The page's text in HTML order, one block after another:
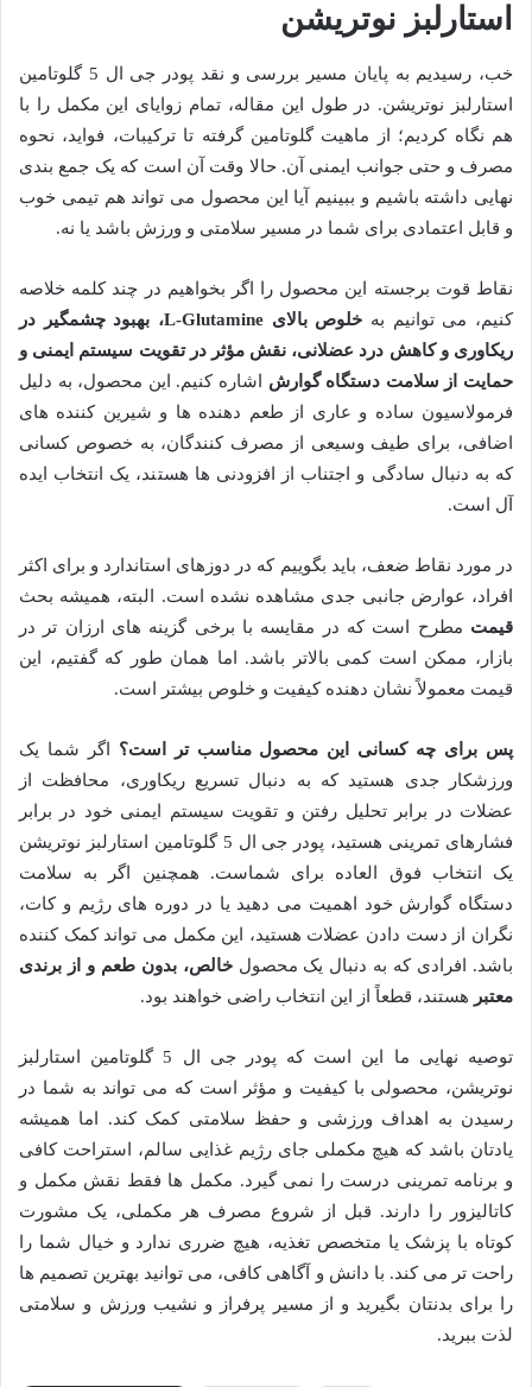
استارلبز نوتریشن
خب، رسیدیم به پایان مسیر بررسی و نقد پودر جی ال 5 گلوتامین
استارلبز نوتریشن. در طول این مقاله، تمام زوایای این مکمل را با
هم نگاه کردیم؛ از ماهیت گلوتامین گرفته تا ترکیبات، فواید، نحوه
مصرف و حتی جوانب ایمنی آن. حالا وقت آن است که یک جمع بندی
نهایی داشته باشیم و ببینیم آیا این محصول می تواند هم تیمی خوب
و قابل اعتمادی برای شما در مسیر سلامتی و ورزش باشد یا نه.
نقاط قوت برجسته این محصول را اگر بخواهیم در چند کلمه خلاصه
کنیم، می توانیم به
خلوص بالای L-Glutamine، بهبود چشمگیر در
ریکاوری و کاهش درد عضلانی، نقش مؤثر در تقویت سیستم ایمنی و
حمایت از سلامت دستگاه گوارش اشاره کنیم. این محصول، به دلیل
فرمولاسیون ساده و عاری از طعم دهنده ها و شیرین کننده های
اضافی، برای طیف وسیعی از مصرف کنندگان، به خصوص کسانی
که به دنبال سادگی و اجتناب از افزودنی ها هستند، یک انتخاب ایده
آل است.
در مورد نقاط ضعف، باید بگوییم که در دوزهای استاندارد و برای اکثر
افراد، عوارض جانبی جدی مشاهده نشده است. البته، همیشه بحث
قیمت مطرح است که در مقایسه با برخی گزینه های ارزان تر در
بازار، ممکن است کمی بالاتر باشد. اما همان طور که گفتیم، این
قیمت معمولاً نشان دهنده کیفیت و خلوص بیشتر است.
پس برای چه کسانی این محصول مناسب تر است؟ اگر شما یک
ورزشکار جدی هستید که به دنبال تسریع ریکاوری، محافظت از
عضلات در برابر تحلیل رفتن و تقویت سیستم ایمنی خود در برابر
فشارهای تمرینی هستید، پودر جی ال 5 گلوتامین استارلبز نوتریشن
یک انتخاب فوق العاده برای شماست. همچنین اگر به سلامت
دستگاه گوارش خود اهمیت می دهید یا در دوره های رژیم و کات،
نگران از دست دادن عضلات هستید، این مکمل می تواند کمک کننده
باشد. افرادی که به دنبال یک محصولخالص، بدون طعم و از برندی
معتبر هستند، قطعاً از این انتخاب راضی خواهند بود.
توصیه نهایی ما این است که پودر جی ال 5 گلوتامین استارلبز
نوتریشن، محصولی با کیفیت و مؤثر است که می تواند به شما در
رسیدن به اهداف ورزشی و حفظ سلامتی کمک کند. اما همیشه
یادتان باشد که هیچ مکملی جای رژیم غذایی سالم، استراحت کافی
و برنامه تمرینی درست را نمی گیرد. مکمل ها فقط نقش مکمل و
کاتالیزور را دارند. قبل از شروع مصرف هر مکملی، یک مشورت
کوتاه با پزشک یا متخصص تغذیه، هیچ ضرری ندارد و خیال شما را
راحت تر می کند. با دانش و آگاهی کافی، می توانید بهترین تصمیم ها
را برای بدنتان بگیرید و از مسیر پرفراز و نشیب ورزش و سلامتی
لذت ببرید.